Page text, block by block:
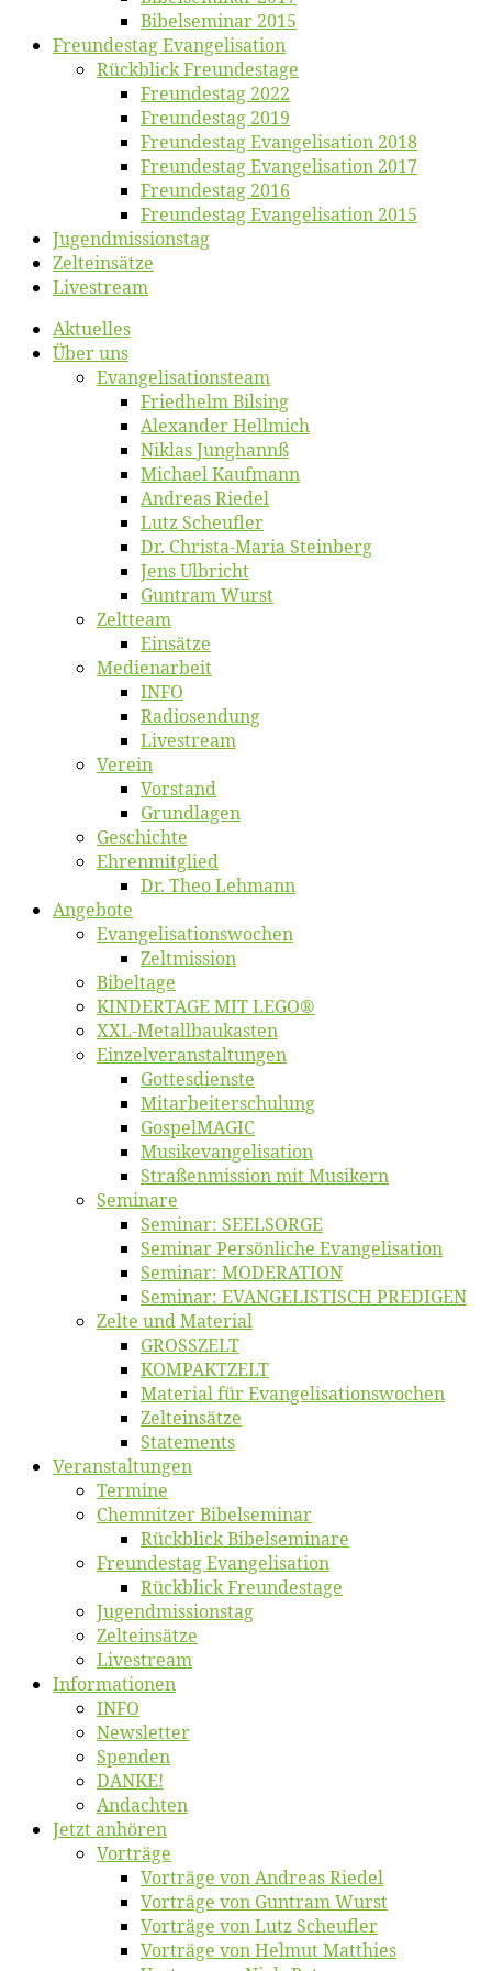
Bibelsemi­nar 2015
Freun­des­tag Evangelisation
Rück­blick Freundestage
Freun­des­tag 2022
Freun­des­tag 2019
Freun­des­tag Evan­ge­li­sa­ti­on 2018
Freun­des­tag Evan­ge­li­sa­ti­on 2017
Freun­des­tag 2016
Freun­des­tag Evan­ge­li­sa­ti­on 2015
Jugend­mis­sions­tag
Zelt­ein­sät­ze
Live­stream
Ak­tu­el­les
Über uns
Evangelisa­tions­team
Fried­helm Bilsing
Alex­an­der Hellmich
Ni­klas Junghannß
Mi­cha­el Kaufmann
An­dre­as Riedel
Lutz Scheuf­ler
Dr. Chris­­ta-Ma­ria Steinberg
Jens Ulb­richt
Gun­tram Wurst
Zelt­team
Ein­sät­ze
Me­di­en­ar­beit
INFO
Ra­dio­sen­dung
Live­stream
Ver­ein
Vor­stand
Grund­la­gen
Ge­schich­te
Eh­ren­mit­glied
Dr. Theo Lehmann
An­ge­bo­te
Evangelisa­tions­wo­chen
Zelt­mis­si­on
Bi­bel­ta­ge
KINDERTAGE MIT LEGO®
XXL-Me­­tal­l­­bau­­kas­­ten
Einzelver­an­stal­tungen
Got­tes­diens­te
Mitarbeiter­schulung
Gos­pel­MA­GIC
Musikevan­ge­li­sa­tion
Straßenmis­sion mit Musikern
Se­mi­na­re
Se­mi­nar: SEELSORGE
Se­mi­nar Per­sön­li­che Evangelisation
Se­mi­nar: MODERATION
Se­mi­nar: EVANGELISTISCH PREDIGEN
Zel­te und Material
GROSSZELT
KOMPAKTZELT
Ma­te­ri­al für Evangelisationswochen
Zelt­ein­sät­ze
State­ments
Ver­an­stal­tun­gen
Ter­mi­ne
Chemnit­zer Bibelseminar
Rück­blick Bibelseminare
Freun­des­tag Evangelisation
Rück­blick Freundestage
Jugend­mis­sions­tag
Zelt­ein­sät­ze
Live­stream
Informatio­nen
INFO
News­let­ter
Spen­den
DANKE!
An­dach­ten
Jetzt an­hö­ren
Vor­trä­ge
Vor­trä­ge von An­dre­as Riedel
Vor­trä­ge von Gun­tram Wurst
Vor­trä­ge von Lutz Scheufler
Vor­trä­ge von Hel­mut Matthies